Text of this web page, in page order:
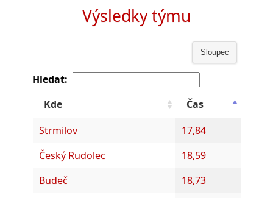
Výsledky týmu
Sloupec
Hledat:
Kde
Čas
Strmilov
17,84
Český Rudolec
18,59
Budeč
18,73